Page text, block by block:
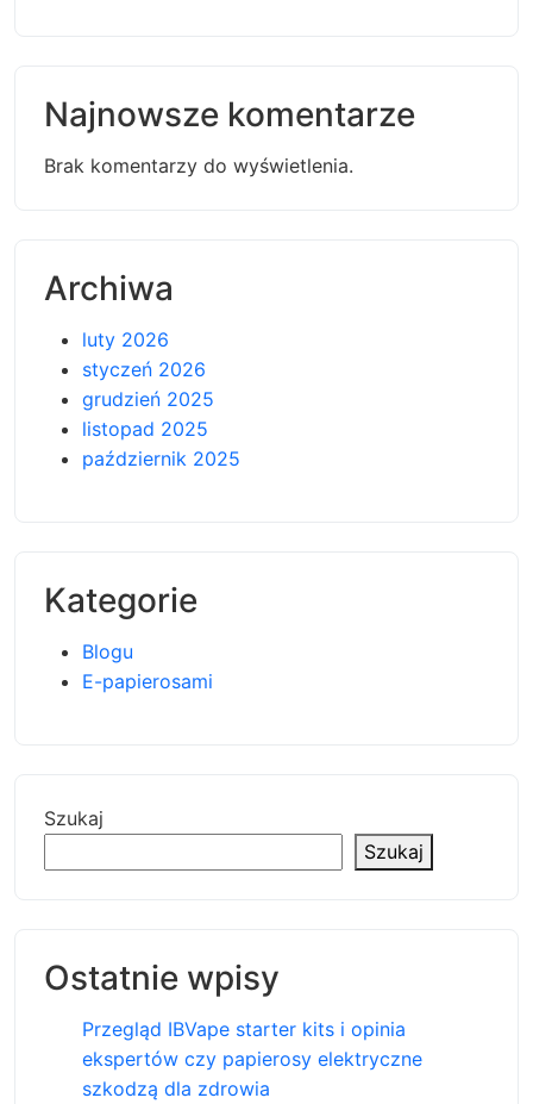
Najnowsze komentarze
Brak komentarzy do wyświetlenia.
Archiwa
luty 2026
styczeń 2026
grudzień 2025
listopad 2025
październik 2025
Kategorie
Blogu
E-papierosami
Szukaj
Szukaj
Ostatnie wpisy
Przegląd IBVape starter kits i opinia
ekspertów czy papierosy elektryczne
szkodzą dla zdrowia